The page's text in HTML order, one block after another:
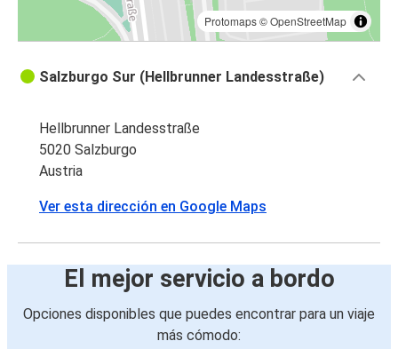
Protomaps©OpenStreetMap
Salzburgo Sur (Hellbrunner Landesstraße)
Hellbrunner Landesstraße
5020 Salzburgo
Austria
Ver esta dirección en Google Maps
El mejor servicio a bordo
Opciones disponibles que puedes encontrar para un viaje
más cómodo: